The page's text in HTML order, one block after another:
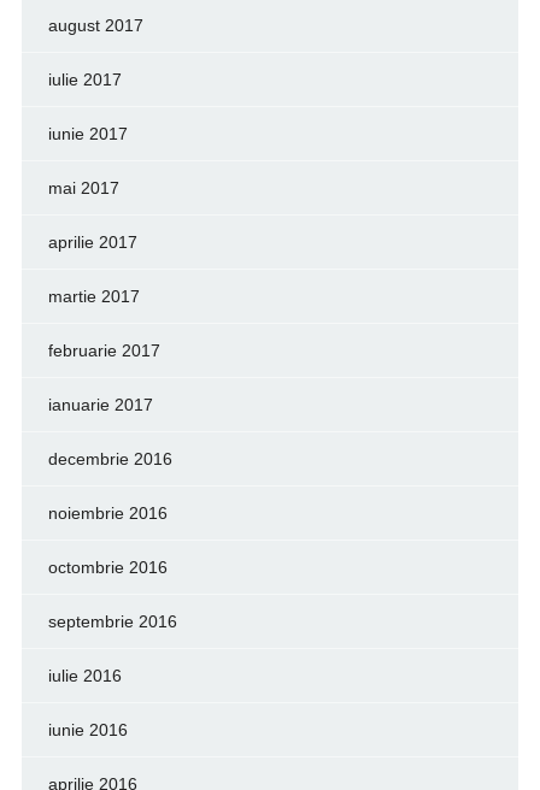
august 2017
iulie 2017
iunie 2017
mai 2017
aprilie 2017
martie 2017
februarie 2017
ianuarie 2017
decembrie 2016
noiembrie 2016
octombrie 2016
septembrie 2016
iulie 2016
iunie 2016
aprilie 2016